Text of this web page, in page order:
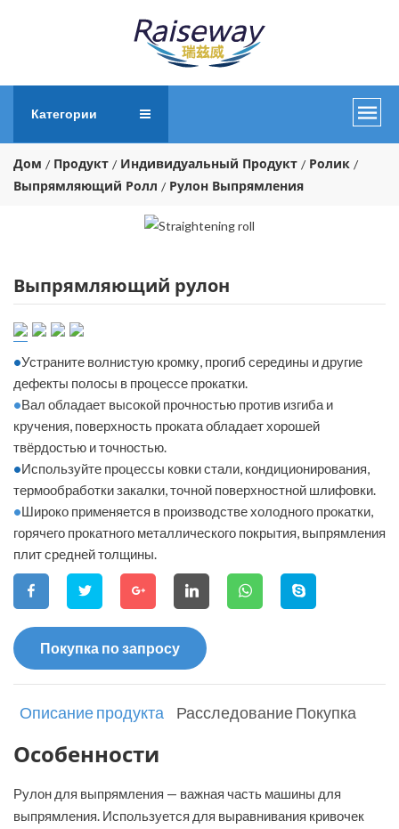
Категории
Дом Продукт Индивидуальный Продукт
Ролик
Выпрямляющий Ролл
Рулон Выпрямления
Выпрямляющий рулон
•Устраните волнистую кромку, прогиб середины и другие
дефекты полосы в процессе прокатки.
•Вал обладает высокой прочностью против изгиба и
кручения, поверхность проката обладает хорошей
твёрдостью и точностью.
•Используйте процессы ковки стали, кондиционирования,
термообработки закалки, точной поверхностной шлифовки.
•Широко применяется в производстве холодного прокатки,
горячего прокатного металлического покрытия, выпрямления
плит средней толщины.
Покупка по запросу
Описание продукта Расследование Покупка
Особенности
Рулон для выпрямления — важная часть машины для
выпрямления. Используется для выравнивания кривочек